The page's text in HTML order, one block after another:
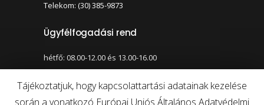
Telekom: (30) 385-9873
Ügyfélfogadási rend
hétfő: 08.00-12.00 és 13.00-16.00
szerda: 08.00-12.00 és 13.00-17.00
Nagy kontraszt váltása
Tájékoztatjuk, hogy kapcsolattartási adatainak kezelése
során a vonatkozó Európai Uniós Általános Adatvédelmi